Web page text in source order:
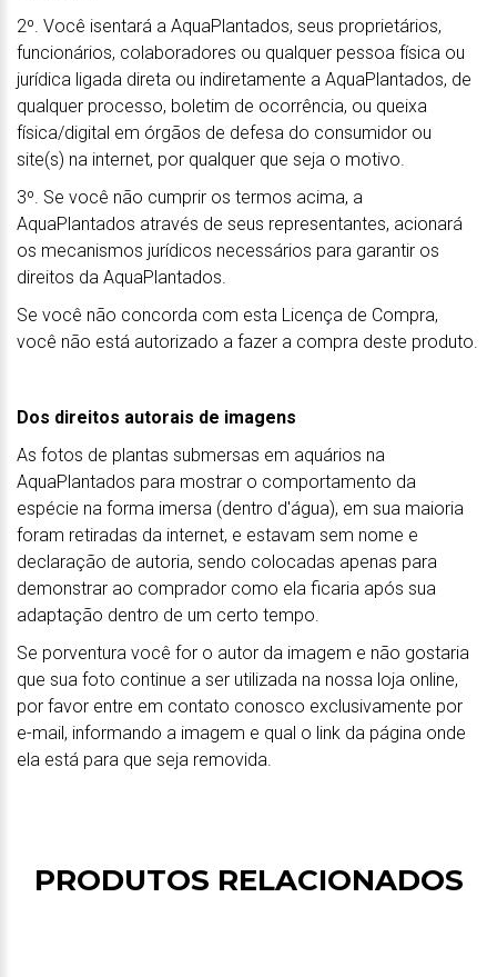
2º. Você isentará a AquaPlantados, seus proprietários,
funcionários, colaboradores ou qualquer pessoa física ou
jurídica ligada direta ou indiretamente a AquaPlantados, de
qualquer processo, boletim de ocorrência, ou queixa
física/digital em órgãos de defesa do consumidor ou
site(s) na internet, por qualquer que seja o motivo.
3º. Se você não cumprir os termos acima, a
AquaPlantados através de seus representantes, acionará
os mecanismos jurídicos necessários para garantir os
direitos da AquaPlantados.
Se você não concorda com esta Licença de Compra,
você não está autorizado a fazer a compra deste produto.
Dos direitos autorais de imagens
As fotos de plantas submersas em aquários na
AquaPlantados para mostrar o comportamento da
espécie na forma imersa (dentro d'água), em sua maioria
foram retiradas da internet, e estavam sem nome e
declaração de autoria, sendo colocadas apenas para
demonstrar ao comprador como ela ficaria após sua
adaptação dentro de um certo tempo.
Se porventura você for o autor da imagem e não gostaria
que sua foto continue a ser utilizada na nossa loja online,
por favor entre em contato conosco exclusivamente por
e-mail, informando a imagem e qual o link da página onde
ela está para que seja removida.
PRODUTOS RELACIONADOS